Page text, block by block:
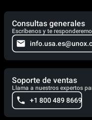
Consultas generales
Escríbenos y te
Soporte de ventas
Llama a nuestros expertos
+1 800 489 8669